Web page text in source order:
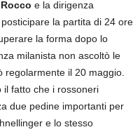
e la dirigenza
la partita di 24 ore
la forma dopo lo
milanista non ascoltò le
regolarmente il 20 maggio.
il fatto che i rossoneri
due pedine importanti per
e lo stesso